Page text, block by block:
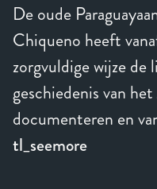
De oude
Chiqueno heeft
zorgvuldige wijze de
geschiedenis van
documenteren en
tl_seemore